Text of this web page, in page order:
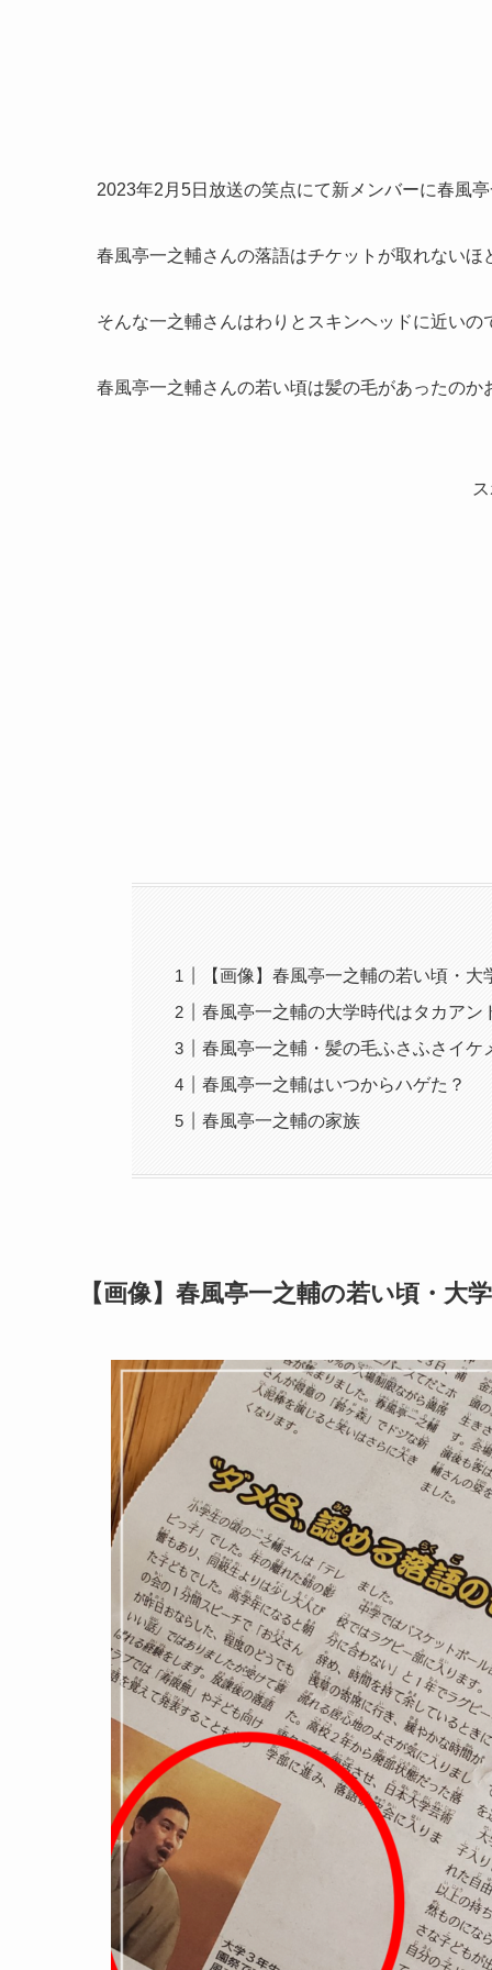
2023年2月5日放送の笑点にて新メンバーに春風
春風亭一之輔さんの落語はチケットが取れないほ
そんな一之輔さんはわりとスキンヘッドに近い
春風亭一之輔さんの若い頃は髪の毛があったの
【画像】春風亭一之輔の若い頃・大
春風亭一之輔の大学時代はタカアン
春風亭一之輔・髪の毛ふさふさイケ
春風亭一之輔はいつからハゲた？
春風亭一之輔の家族
【画像】春風亭一之輔の若い頃・大